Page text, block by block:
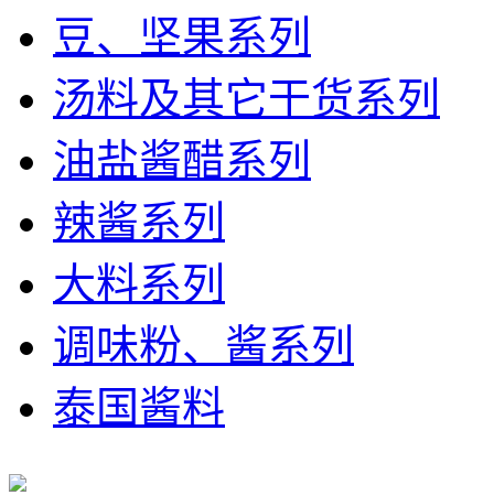
豆、坚果系列
汤料及其它干货系列
油盐酱醋系列
辣酱系列
大料系列
调味粉、酱系列
泰国酱料